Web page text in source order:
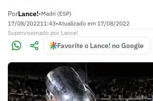
PorLance!•Madri (ESP)
17/08/202211:43•Atualizado em 17/08/2022
Supervisionado por Lance!
Favorite o Lance! no Google